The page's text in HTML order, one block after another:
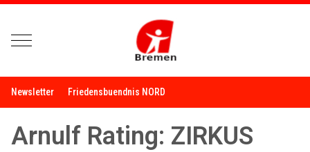
Mobile Menu Toggle
Newsletter Friedensbuendnis NORD
Arnulf Rating: ZIRKUS